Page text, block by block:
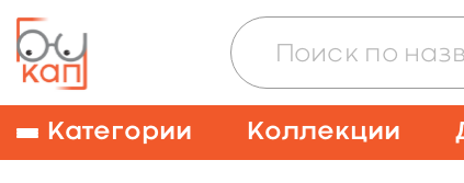
Категории Коллекции